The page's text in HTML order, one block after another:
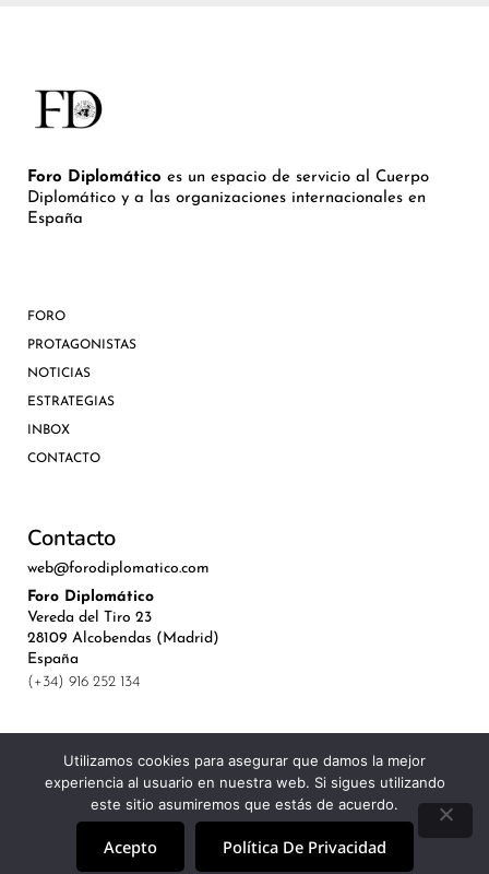
Foro Diplomático es un espacio de servicio al Cuerpo
Diplomático y a las organizaciones internacionales en
España
FORO
PROTAGONISTAS
NOTICIAS
ESTRATEGIAS
INBOX
CONTACTO
Contacto
web@forodiplomatico.com
Foro Diplomático
Vereda del Tiro 23
28109 Alcobendas (Madrid)
España
(+34) 916 252 134
©Royal Lis Spain 2024
Aviso Legal, Política de Privacidad y Cookies
Utilizamos cookies para asegurar que damos la mejor
experiencia al usuario en nuestra web. Si sigues utilizando
este sitio asumiremos que estás de acuerdo.
Acepto Política De Privacidad